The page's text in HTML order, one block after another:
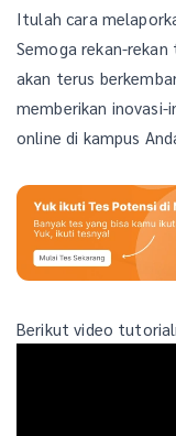
Itulah cara
Semoga rekan-rekan
akan terus
memberikan inovasi-
online di kampus
Berikut video